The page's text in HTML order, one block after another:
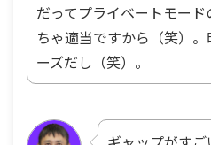
だってプライベートモード
ちゃ適当ですから（笑）
ーズだし（笑）。